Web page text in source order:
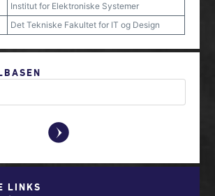
Institut for Elektroniske Systemer
Det Tekniske Fakultet for IT og Design
y
LINKS